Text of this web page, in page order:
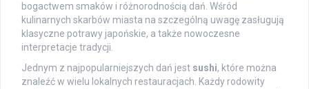
bogactwem smaków i różnorodnością dań. Wśród
kulinarnych skarbów miasta na szczególną uwagę zasługują
klasyczne potrawy japońskie, a także nowoczesne
interpretacje tradycji.
Jednym z najpopularniejszych dań jest sushi, które można
znaleźć w wielu lokalnych restauracjach. Każdy rodowity